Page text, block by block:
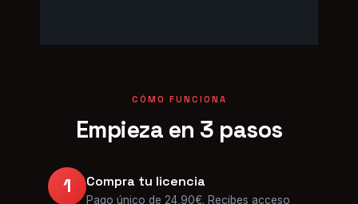
CÓMO FUNCIONA
Empieza en 3 pasos
1 Compra tu licencia
Pago único de 24,90€. Recibes acceso